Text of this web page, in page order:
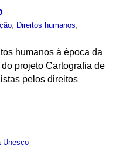
Direitos humanos
humanos à época da
projeto Cartografia de
pelos direitos
Unesco